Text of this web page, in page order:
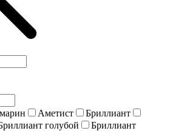
Аметист
Бриллиант
голубой
Бриллиант